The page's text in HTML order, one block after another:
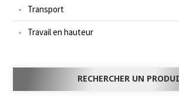
Transport
Travail en hauteur
RECHERCHER UN